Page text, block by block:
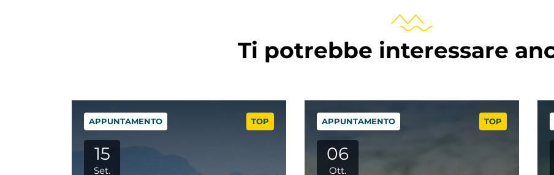
Ti potrebbe interessare
TOP
APPUNTAMENTO
06
Ott.
TOP
APPUNTAMENTO
15
Ott.